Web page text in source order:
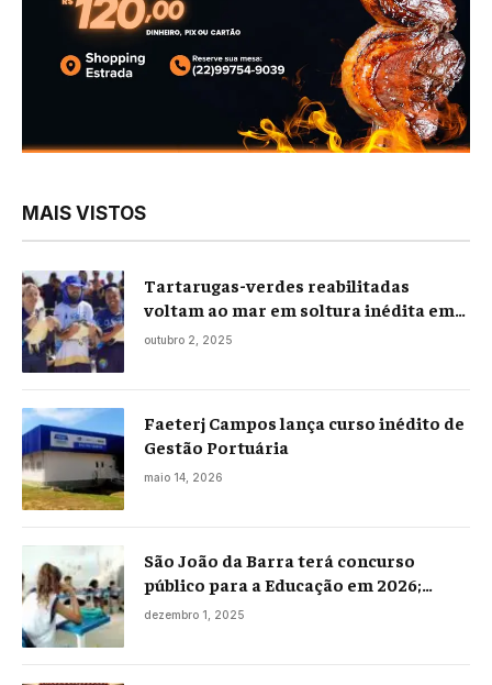
MAIS VISTOS
Tartarugas-verdes reabilitadas
voltam ao mar em soltura inédita em
Praia Seca
outubro 2, 2025
Faeterj Campos lança curso inédito de
Gestão Portuária
maio 14, 2026
São João da Barra terá concurso
público para a Educação em 2026;
projeto já está na Câmara
dezembro 1, 2025